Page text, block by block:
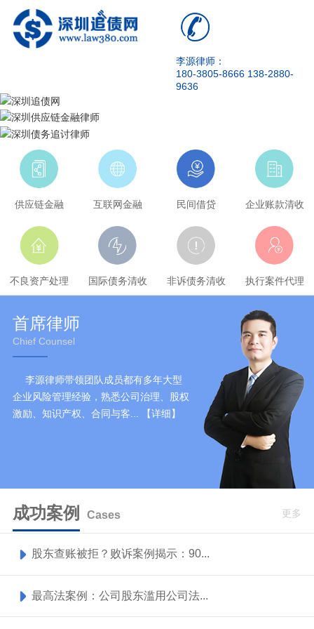
李源律师：
180-3805-8666 138-2880-
9636
供应链金融 互联网金融 民间借贷 企业账款清收
不良资产处理 国际债务清收 非诉债务清收 执行案件代理
首席律师
Chief Counsel
李源律师带领团队成员都有多年大型
企业风险管理经验，熟悉公司治理、股权
激励、知识产权、合同与客...
【详细】
更多
成功案例 Cases
股东查账被拒？败诉案例揭示：90...
最高法案例：公司股东滥用公司法...